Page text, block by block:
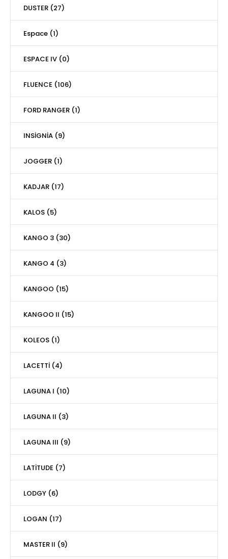
DUSTER (27)
Espace (1)
ESPACE IV (0)
FLUENCE (106)
FORD RANGER (1)
INSİGNİA (9)
JOGGER (1)
KADJAR (17)
KALOS (5)
KANGO 3 (30)
KANGO 4 (3)
KANGOO (15)
KANGOO II (15)
KOLEOS (1)
LACETTİ (4)
LAGUNA I (10)
LAGUNA II (3)
LAGUNA III (9)
LATİTUDE (7)
LODGY (6)
LOGAN (17)
MASTER II (9)